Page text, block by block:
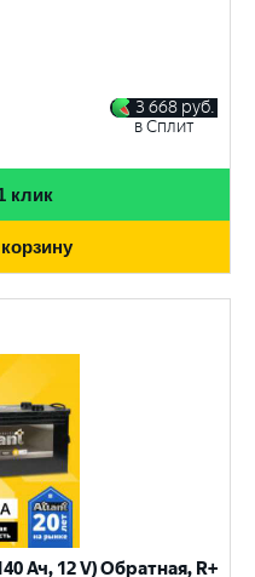
3 668 руб.
в Сплит
клик
Ач, 12 V) Обратная, R+